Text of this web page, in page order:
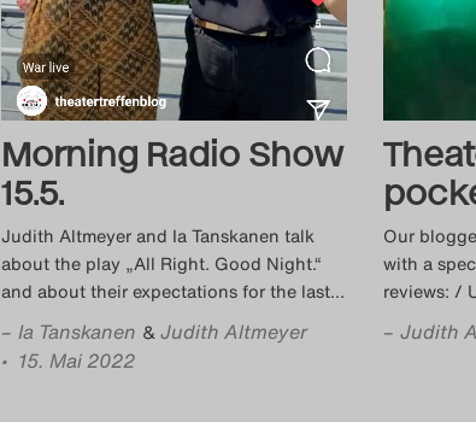
Morning Radio Show
15.5.
Judith Altmeyer and Ia Tanskanen talk
about the play „All Right. Good Night.“
and about their expectations for the last…
– Ia Tanskanen &Judith Altmeyer
• 15. Mai 2022
Our
with a
reviews: /
– Judith